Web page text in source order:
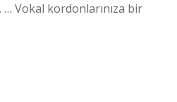
Vokal kordonlarınıza bir